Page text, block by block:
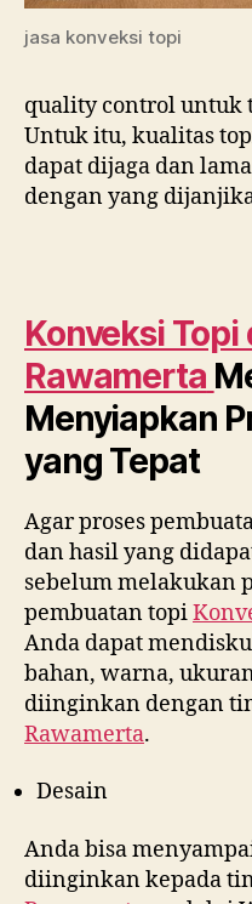
jasa konveksi topi
quality control untuk
Untuk itu, kualitas
dapat dijaga dan
dengan yang
Konveksi Topi
Rawamerta
Menyiapkan
yang Tepat
Agar proses
dan hasil yang
sebelum melakukan
pembuatan topi
Anda dapat
bahan, warna,
diinginkan dengan
Rawamerta.
Desain
Anda bisa
diinginkan kepada